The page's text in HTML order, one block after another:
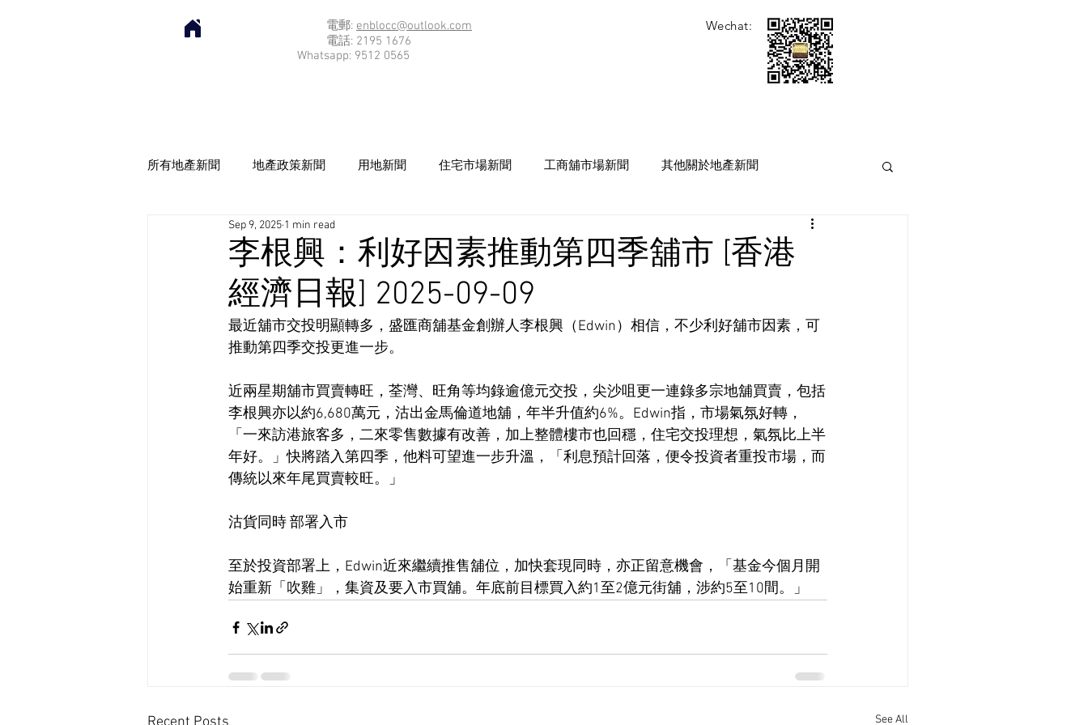
電郵: enblocc@outlook.com
電話: 2195 1676
Whatsapp: 9512 0565
Wechat:
所有地產新聞 地產政策新聞 用地新聞 住宅市場新聞 工商舖市場新聞 其他關於地產新聞
李根興：利好因素推動第四季舖市 [香港
經濟日報] 2025-09-09
Sep 9, 2025 1 min read
最近舖市交投明顯轉多，盛匯商舖基金創辦人李根興（Edwin）相信，不少利好舖市因素，可
推動第四季交投更進一步。
近兩星期舖市買賣轉旺，荃灣、旺角等均錄逾億元交投，尖沙咀更一連錄多宗地舖買賣，包括
李根興亦以約6,680萬元，沽出金馬倫道地舖，年半升值約6%。Edwin指，市場氣氛好轉，
「一來訪港旅客多，二來零售數據有改善，加上整體樓市也回穩，住宅交投理想，氣氛比上半
年好。」快將踏入第四季，他料可望進一步升溫，「利息預計回落，便令投資者重投市場，而
傳統以來年尾買賣較旺。」
沽貨同時 部署入市
至於投資部署上，Edwin近來繼續推售舖位，加快套現同時，亦正留意機會，「基金今個月開
始重新「吹雞」，集資及要入市買舖。年底前目標買入約1至2億元街舖，涉約5至10間。」
See All